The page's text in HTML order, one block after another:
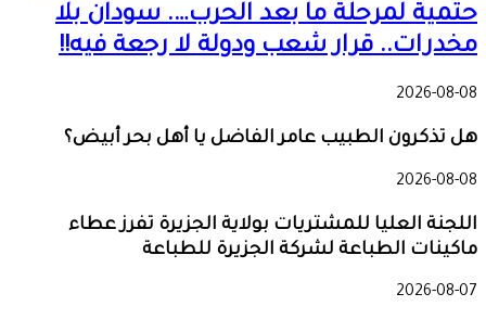
حتمية لمرحلة ما بعد الحرب…. سودان بلا
مخدرات.. قرار شعب ودولة لا رجعة فيه!!
2026-08-08
هل تذكرون الطبيب عامر الفاضل يا أهل بحر أبيض؟
2026-08-08
اللجنة العليا للمشتريات بولاية الجزيرة تفرز عطاء
ماكينات الطباعة لشركة الجزيرة للطباعة
2026-08-07